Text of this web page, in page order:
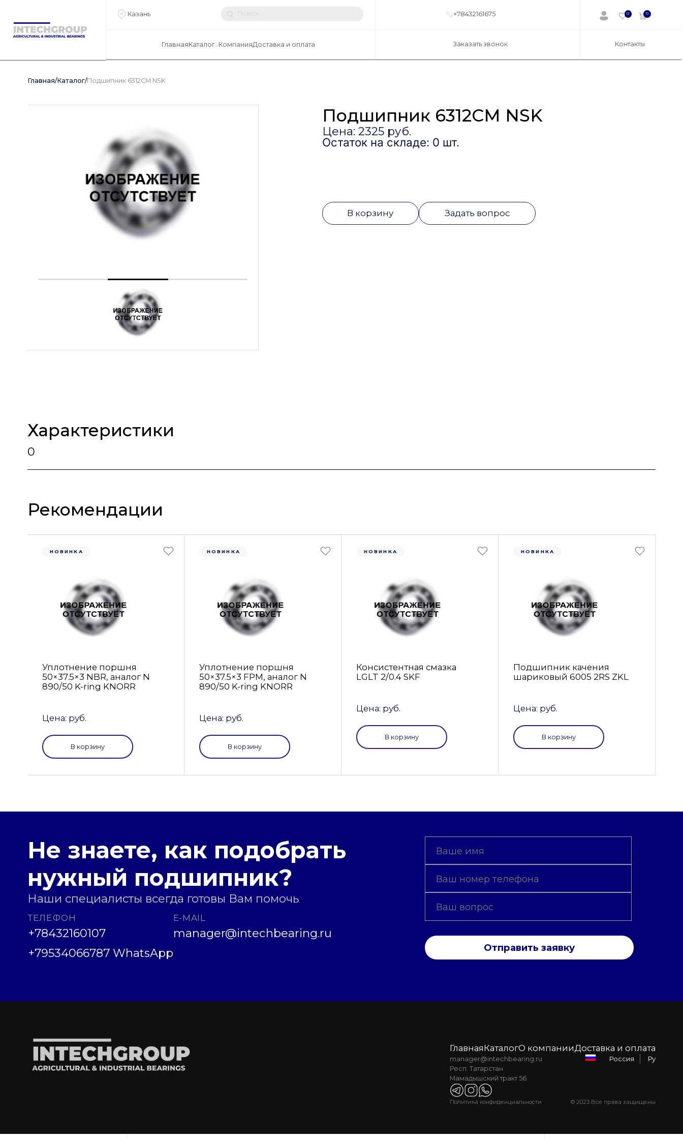
Казань +78432161675 0 0
ГлавнаяКаталог КомпанияДоставка и оплата Заказать звонок Контакты
Главная/Каталог/Подшипник 6312CM NSK
Подшипник 6312CM NSK
Цена: 2325 руб.
Остаток на складе: 0 шт.
В корзину Задать вопрос
Характеристики
0
Рекомендации
НОВИНКА
Уплотнение поршня
50×37.5×3 NBR, аналог N
890/50 K-ring KNORR
Цена: руб.
В корзину
НОВИНКА
Уплотнение поршня
50×37.5×3 FРM, аналог N
890/50 K-ring KNORR
Цена: руб.
В корзину
НОВИНКА
Консистентная смазка
LGLT 2/0.4 SKF
Цена: руб.
В корзину
НОВИНКА
Подшипник качения
шариковый 6005 2RS ZKL
Цена: руб.
В корзину
Не знаете, как подобрать
нужный подшипник?
Наши специалисты всегда готовы Вам помочь
ТЕЛЕФОН
+78432160107
+79534066787 WhatsApp
E-MAIL
manager@intechbearing.ru
Отправить заявку
ГлавнаяКаталогО компанииДоставка и оплата
manager@intechbearing.ru
Респ. Татарстан
Мамадышский тракт 56
Россия Ру
Политика конфиденциальности © 2023 Все права защищены